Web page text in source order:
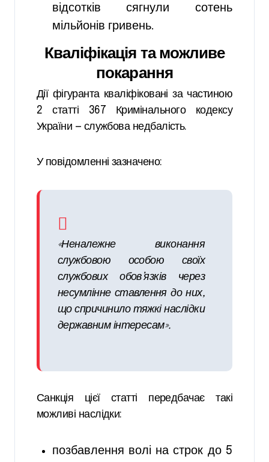
відсотків сягнули сотень
мільйонів гривень.
Кваліфікація та можливе
покарання
Дії фігуранта кваліфіковані за частиною
2 статті 367 Кримінального кодексу
України — службова недбалість.
У повідомленні зазначено:
«Неналежне виконання
службовою особою своїх
службових обов’язків через
несумлінне ставлення до них,
що спричинило тяжкі наслідки
державним інтересам».
Санкція цієї статті передбачає такі
можливі наслідки:
позбавлення волі на строк до 5